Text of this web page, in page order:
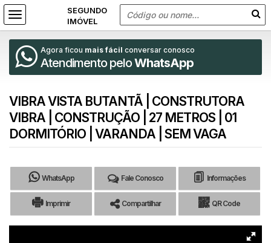
Agora ficou mais fácil conversar conosco
Atendimento peloWhatsApp
VIBRA VISTA BUTANTÃ | CONSTRUTORA
VIBRA | CONSTRUÇÃO | 27 METROS | 01
DORMITÓRIO | VARANDA | SEM VAGA
WhatsApp Fale Conosco Informações
Imprimir Compartilhar QR Code